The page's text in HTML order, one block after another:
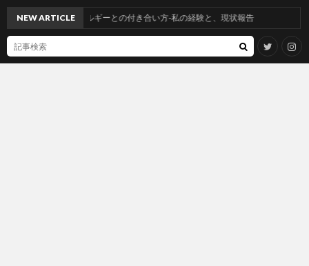
NEW ARTICLE
アミンアレルギーとの付き合い方-私の経験と、現状報告